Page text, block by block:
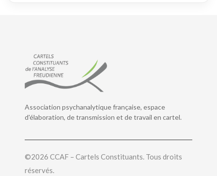
Association psychanalytique française, espace
d'élaboration, de transmission et de travail en cartel.
©2026 CCAF – Cartels Constituants. Tous droits
réservés.